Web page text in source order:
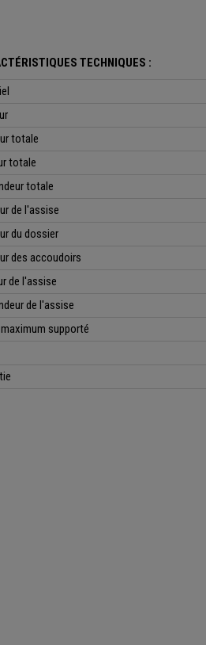
TECHNIQUES :
totale
totale
totale
de l'assise
du dossier
des accoudoirs
de l'assise
de l'assise
supporté